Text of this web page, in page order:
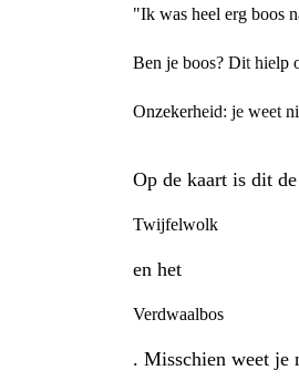
"Ik was heel erg boos
Ben je boos? Dit hielp
Onzekerheid: je weet
Op de kaart is dit de
Twijfelwolk
en het
Verdwaalbos
. Misschien weet je